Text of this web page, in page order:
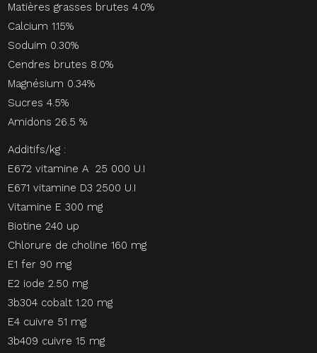
Matières grasses brutes 4.0%
Calcium 1.15%
Soduim 0.30%
Cendres brutes 8.0%
Magnésium 0.34%
Sucres 4.5%
Amidons 26.5 %
Additifs/kg :
E672 vitamine A 25 000 U.I
E671 vitamine D3 2500 U.I
Vitamine E 300 mg
Biotine 240 up
Chlorure de choline 160 mg
E1 fer 90 mg
E2 iode 2.50 mg
3b304 cobalt 1.20 mg
E4 cuivre 51 mg
3b409 cuivre 15 mg